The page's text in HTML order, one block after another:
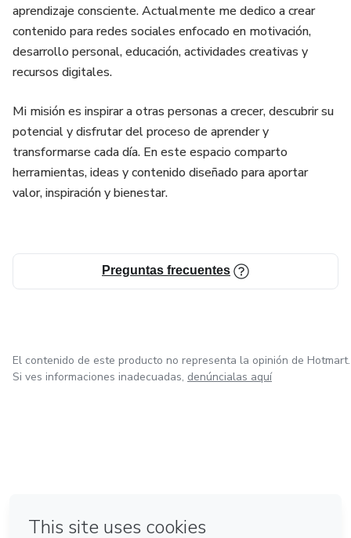
Es una guía emocional diseñada para acompañarte mientras
vuelves a ti, recuperas tu autoestima y comienzas a
construir relaciones más sanas y conscientes.
✨ Perfecta para mujeres que:
💗 sienten apego emocional intenso
💗 quieren dejar de repetir patrones que duelen
💗 desean volver a sentirse suficientes
📥 Formato digital descargable en PDF.
aprendizaje consciente. Actualmente me dedico a crear
contenido para redes sociales enfocado en motivación,
desarrollo personal, educación, actividades creativas y
recursos digitales.
Mi misión es inspirar a otras personas a crecer, descubrir su
potencial y disfrutar del proceso de aprender y
transformarse cada día. En este espacio comparto
herramientas, ideas y contenido diseñado para aportar
valor, inspiración y bienestar.
Preguntas frecuentes
El contenido de este producto no representa la opinión de Hotmart.
Si ves informaciones inadecuadas, denúncialas aquí
Hecho con❤ en Ciudad de México